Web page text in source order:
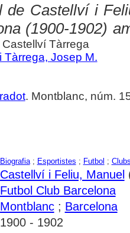
de Castellví i
(1900-1902)
Tàrrega
Tàrrega, Josep M.
. Montblanc, núm.
Biografia; Esportistes ; Futbol ;
Castellví i Feliu, Manuel
Futbol Club Barcelona
Montblanc; Barcelona
1900 - 1902